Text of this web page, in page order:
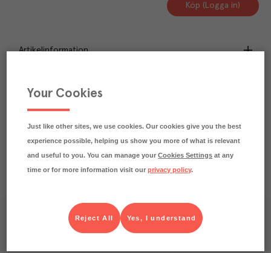
Köp (Logga in)
Artikelinformation
Våra kundtidningar
Your Cookies
Just like other sites, we use cookies. Our cookies give you the best
experience possible, helping us show you more of what is relevant
and useful to you. You can manage yourCookies Settings at any
time or for more information visit ourprivacy policy.
Yes, I understand
Reject All